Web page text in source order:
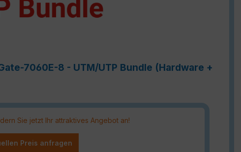
7060E-8 - UTM/UTP Bundle (Hardware +
Sie jetzt Ihr attraktives Angebot an!
Preis anfragen